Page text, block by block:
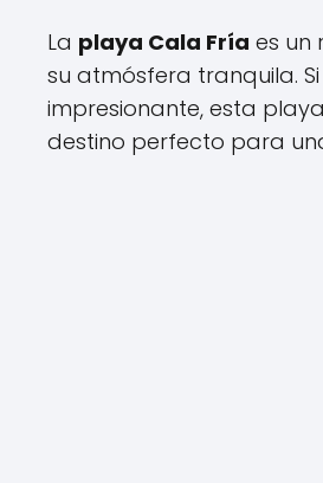
La playa Cala Fría es un
su atmósfera tranquila.
impresionante, esta
destino perfecto para